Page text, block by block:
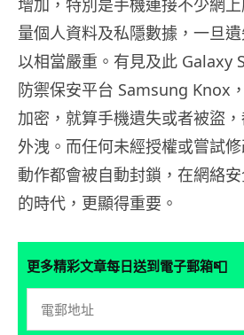
增加，特別是手機連接不少網
量個人資料及私隱數據，一旦
以相當嚴重。有見及此 Galaxy
防禦保安平台 Samsung Knox
加密，就算手機遺失或者被盜
外洩。而任何未經授權或嘗試
動作都會被自動封鎖，在網絡
的時代，更顯得重要。
更多精彩文章每日送到電子郵箱📮